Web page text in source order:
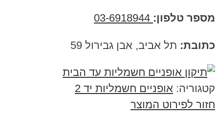
מספר טלפון:
כתובת: תל אביב, אבן גבירול 59
קטגוריה: אופניים חשמליות יד 2
חזור לפירוט המוצר